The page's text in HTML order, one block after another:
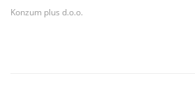
Konzum plus d.o.o.